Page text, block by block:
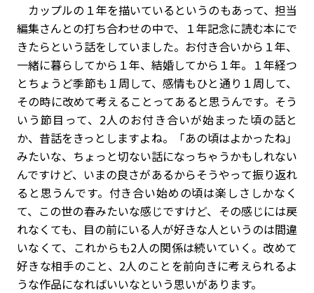
カップルの１年を描いているというのもあって、担当
編集さんとの打ち合わせの中で、１年記念に読む本にで
きたらという話をしていました。お付き合いから１年、
一緒に暮らしてから１年、結婚してから１年。１年経つ
とちょうど季節も１周して、感情もひと通り１周して、
その時に改めて考えることってあると思うんです。そう
いう節目って、2人のお付き合いが始まった頃の話と
か、昔話をきっとしますよね。「あの頃はよかったね」
みたいな、ちょっと切ない話になっちゃうかもしれない
んですけど、いまの良さがあるからそうやって振り返れ
ると思うんです。付き合い始めの頃は楽しさしかなく
て、この世の春みたいな感じですけど、その感じには戻
れなくても、目の前にいる人が好きな人というのは間違
いなくて、これからも2人の関係は続いていく。改めて
好きな相手のこと、2人のことを前向きに考えられるよ
うな作品になればいいなという思いがあります。